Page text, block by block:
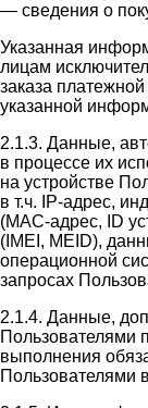
— сведения о
Указанная
лицам
заказа
указанной
2.1.3. Данные,
в процессе их
на устройстве
в т.ч. IP-адрес,
(MAC-адрес, ID
(IMEI, MEID),
операционной
запросах
2.1.4. Данные,
Пользователями
выполнения
Пользователями